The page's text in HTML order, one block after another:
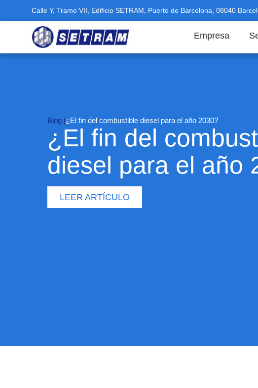
Calle Y, Tramo VII, Edificio SETRAM, Puerto de Barcelona, 08040
Empresa
Blog |¿El fin del combustible diesel para el año 2030?
¿El fin del
diesel para el año
LEER ARTÍCULO